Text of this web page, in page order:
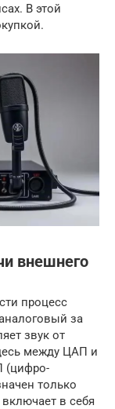
В этой
внешнего
процесс
за
звук от
между ЦАП и
(цифро-
только
в себя